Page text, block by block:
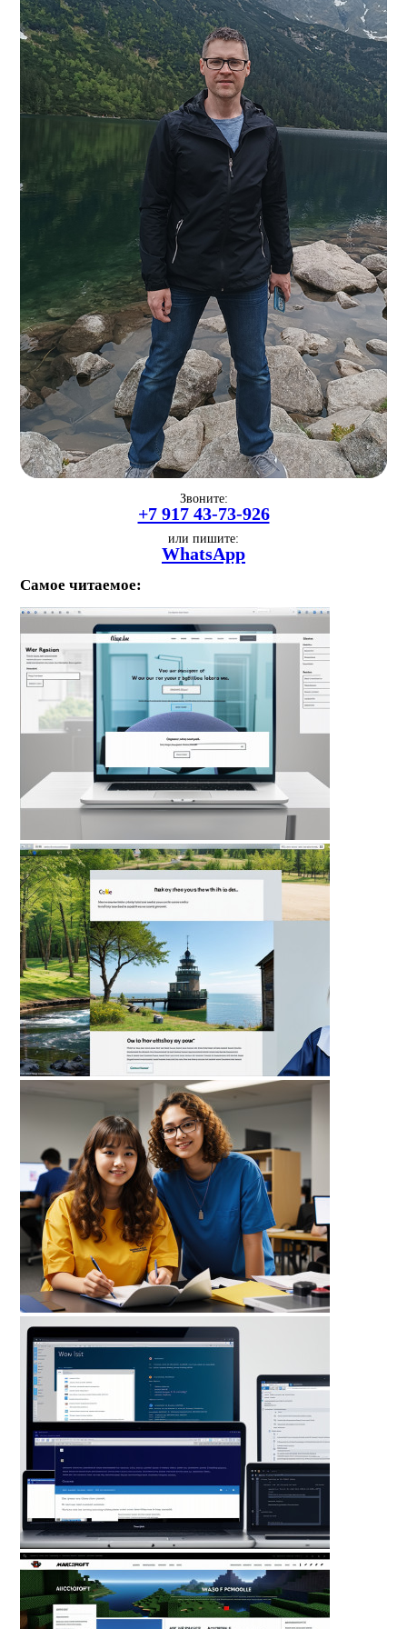
Звоните:
+7 917 43-73-926
или пишите:
WhatsApp
Самое читаемое: